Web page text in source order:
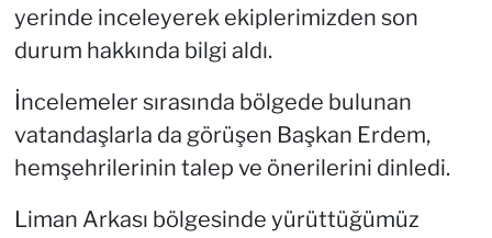
yerinde inceleyerek ekiplerimizden son
durum hakkında bilgi aldı.
İncelemeler sırasında bölgede bulunan
vatandaşlarla da görüşen Başkan Erdem,
hemşehrilerinin talep ve önerilerini dinledi.
Liman Arkası bölgesinde yürüttüğümüz